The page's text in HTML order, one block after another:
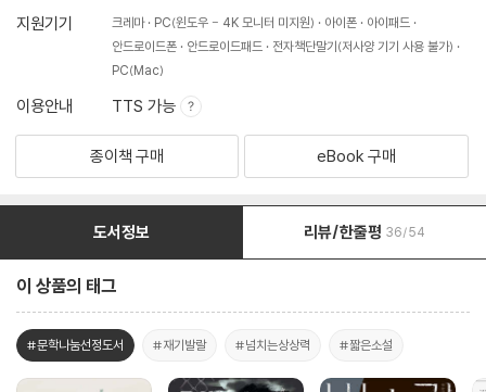
지원기기
크레마 PC(윈도우 - 4K 모니터 미지원) 아이폰
아이패드
안드로이드폰
안드로이드패드
전자책단말기(저사양 기기 사용 불가)
PC(Mac)
이용안내 TTS 가능
종이책 구매 eBook 구매
도서정보 리뷰/한줄평 36/54
이 상품의 태그
#문학나눔선정도서 #재기발랄 #넘치는상상력 #짧은소설